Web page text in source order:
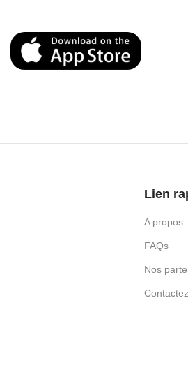
Lien
A propos
FAQs
Nos